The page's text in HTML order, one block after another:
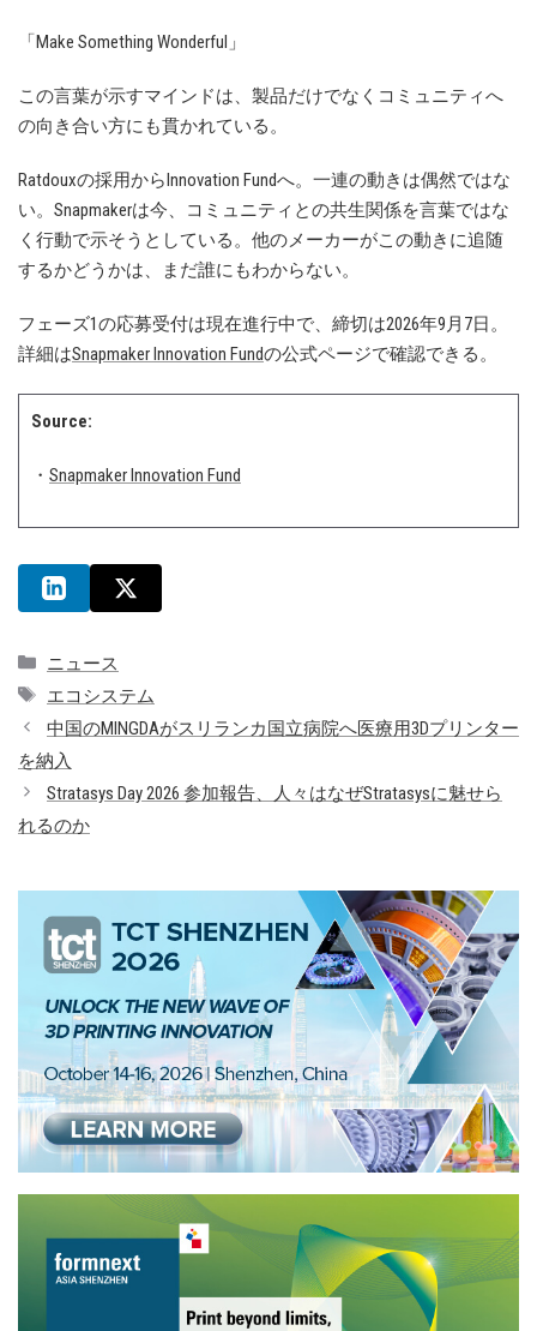
「Make Something Wonderful」
この言葉が示すマインドは、製品だけでなくコミュニティへ
の向き合い方にも貫かれている。
Ratdouxの採用からInnovation Fundへ。一連の動きは偶然ではな
い。Snapmakerは今、コミュニティとの共生関係を言葉ではな
く行動で示そうとしている。他のメーカーがこの動きに追随
するかどうかは、まだ誰にもわからない。
フェーズ1の応募受付は現在進行中で、締切は2026年9月7日。
詳細はSnapmaker Innovation Fundの公式ページで確認できる。
Source:
・ Snapmaker Innovation Fund
カ
テ
リ
ー
ニュース
タ
グ
エコシステム
中国のMINGDAがスリランカ国立病院へ医療用3Dプリンター
を納入
Stratasys Day 2026 参加報告、人々はなぜStratasysに魅せら
れるのか